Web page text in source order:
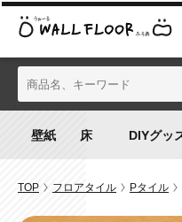
TOP フロアタイル Pタイル